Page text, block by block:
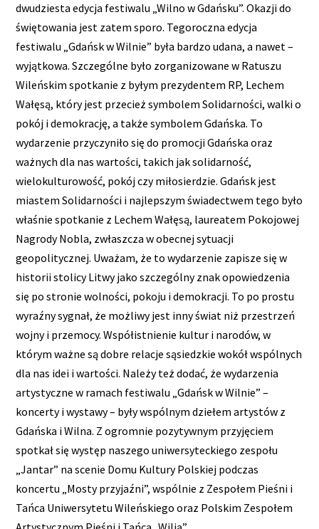
dwudziesta edycja festiwalu „Wilno w Gdańsku”. Okazji do
świętowania jest zatem sporo. Tegoroczna edycja
festiwalu „Gdańsk w Wilnie” była bardzo udana, a nawet –
wyjątkowa. Szczególne było zorganizowane w Ratuszu
Wileńskim spotkanie z byłym prezydentem RP, Lechem
Wałęsą, który jest przecież symbolem Solidarności, walki o
pokój i demokrację, a także symbolem Gdańska. To
wydarzenie przyczyniło się do promocji Gdańska oraz
ważnych dla nas wartości, takich jak solidarność,
wielokulturowość, pokój czy miłosierdzie. Gdańsk jest
miastem Solidarności i najlepszym świadectwem tego było
właśnie spotkanie z Lechem Wałęsą, laureatem Pokojowej
Nagrody Nobla, zwłaszcza w obecnej sytuacji
geopolitycznej. Uważam, że to wydarzenie zapisze się w
historii stolicy Litwy jako szczególny znak opowiedzenia
się po stronie wolności, pokoju i demokracji. To po prostu
wyraźny sygnał, że możliwy jest inny świat niż przestrzeń
wojny i przemocy. Współistnienie kultur i narodów, w
którym ważne są dobre relacje sąsiedzkie wokół wspólnych
dla nas idei i wartości. Należy też dodać, że wydarzenia
artystyczne w ramach festiwalu „Gdańsk w Wilnie” –
koncerty i wystawy – były wspólnym dziełem artystów z
Gdańska i Wilna. Z ogromnie pozytywnym przyjęciem
spotkał się występ naszego uniwersyteckiego zespołu
„Jantar” na scenie Domu Kultury Polskiej podczas
koncertu „Mosty przyjaźni”, wspólnie z Zespołem Pieśni i
Tańca Uniwersytetu Wileńskiego oraz Polskim Zespołem